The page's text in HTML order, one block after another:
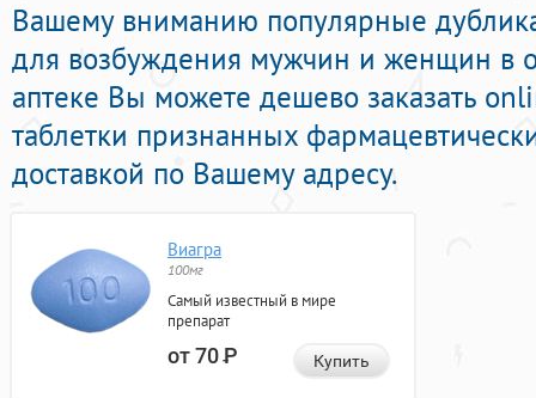
Вашему вниманию популярные
для возбуждения мужчин и женщин в
аптеке Вы можете дешево заказать
таблетки признанных
доставкой по Вашему адресу.
Виагра
100мг
Самый известный в мире
препарат
от 70Р Купить